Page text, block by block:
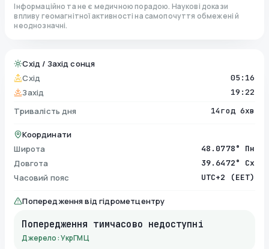
Інформаційно та не є медичною порадою. Наукові докази
впливу геомагнітної активності на самопочуття обмежені й
неоднозначні.
Схід / Захід сонця
Схід
05:16
Захід 19:22
Тривалість дня 14год 6хв
Координати
Широта
48.0778° Пн
Довгота 39.6472° Сх
Часовий пояс UTC+2 (EET)
Попередження від гідрометцентру
Попередження тимчасово недоступні
Джерело: УкрГМЦ